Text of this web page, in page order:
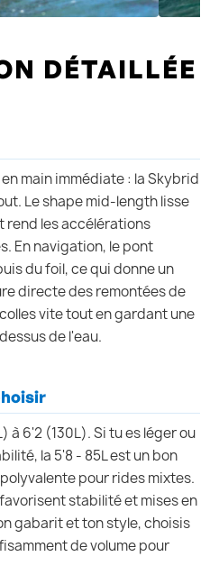
DÉTAILLÉE
main immédiate : la Skybrid
Le shape mid-length lisse
rend les accélérations
En navigation, le pont
du foil, ce qui donne un
directe des remontées de
vite tout en gardant une
de l'eau.
à 6'2 (130L). Si tu es léger ou
la 5'8 - 85L est un bon
pour rides mixtes.
favorisent stabilité et mises en
gabarit et ton style, choisis
de volume pour